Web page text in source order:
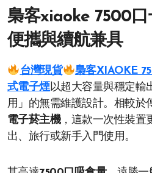
梟客xiaoke 7500口
便攜與續航兼具
台灣現貨
梟客XIAOKE
式電子煙以超大容量與穩定輸
用」的無需維護設計。相較於
電子菸主機，這款一次性裝置
出、旅行或新手入門使用。